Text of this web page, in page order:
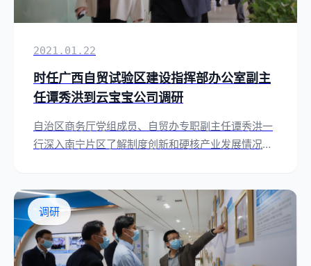
2021.01.22
时任广西自贸试验区建设指挥部办公室副主
任谭秀洪到云宝宝公司调研
自治区商务厅党组成员、自贸办专职副主任谭秀洪一
行深入南宁片区了解制度创新和硬核产业发展情况，
调研